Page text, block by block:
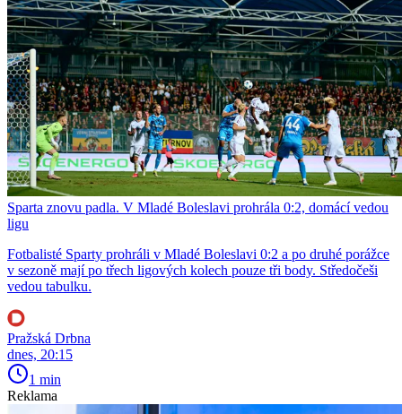
Sparta znovu padla. V Mladé Boleslavi prohrála 0:2, domácí vedou
ligu
Fotbalisté Sparty prohráli v Mladé Boleslavi 0:2 a po druhé porážce
v sezoně mají po třech ligových kolech pouze tři body. Středočeši
vedou tabulku.
Pražská Drbna
dnes, 20:15
1 min
Reklama